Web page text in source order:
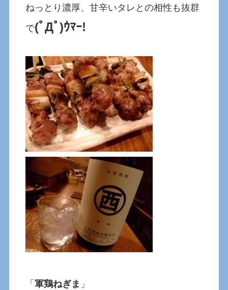
ねっとり濃厚、甘辛いタレとの相性も抜群
で(ﾟДﾟ)ｳﾏｰ!
「軍鶏ねぎま 」